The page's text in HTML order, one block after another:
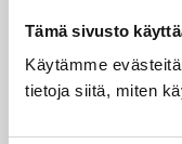
Tämä sivusto
Käytämme
tietoja siitä, miten